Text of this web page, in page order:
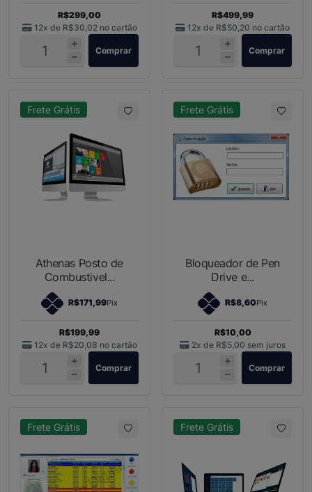
R$299,00
12x de R$30,02 no cartão
Comprar
R$499,99
12x de R$50,20 no cartão
Comprar
Frete Grátis
Athenas Posto de
Combustivel...
R$171,99Pix
R$199,99
12x de R$20,08 no cartão
Comprar
Frete Grátis
Bloqueador de Pen
Drive e...
R$8,60Pix
R$10,00
2x de R$5,00 sem juros
Comprar
Frete Grátis Frete Grátis